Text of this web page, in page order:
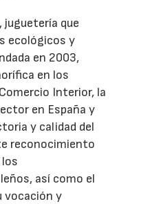
juguetería que
ecológicos y
en 2003,
en los
Interior, la
en España y
y calidad del
reconocimiento
así como el
vocación y